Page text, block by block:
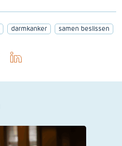
darmkanker samen beslissen